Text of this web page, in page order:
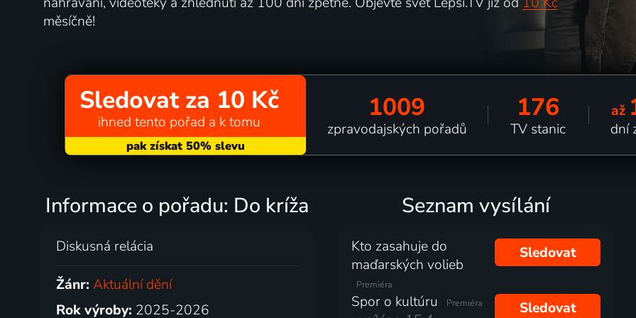
měsíčně!
Sledovat za 10 Kč
ihned tento pořad a k tomu 1009
zpravodajských pořadů
176
TV stanic
až
dní
Informace o pořadu: Do kríža
Diskusná relácia
Žánr:Aktuální dění
Rok výroby: 2025-2026
Seznam vysílání
Kto zasahuje do
maďarských volieb
Premiéra
Sledovat
Spor o kultúru Premiéra Sledovat